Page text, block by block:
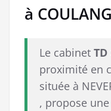
à
Le cabinet TD
proximité en
située à
, propose